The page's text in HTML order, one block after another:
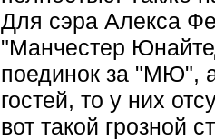
Для сэра Алекса
"Манчестер
поединок за "МЮ",
гостей, то у них
вот такой грозной